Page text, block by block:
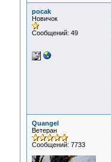
pocak
Новичок
Сообщений: 49
Quangel
Ветеран
Сообщений: 7733